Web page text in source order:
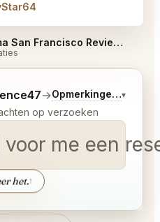
Lokma San Francisco Reviews
→Opmerkingen over
▾
op verzoeken
voor me een
het.↑